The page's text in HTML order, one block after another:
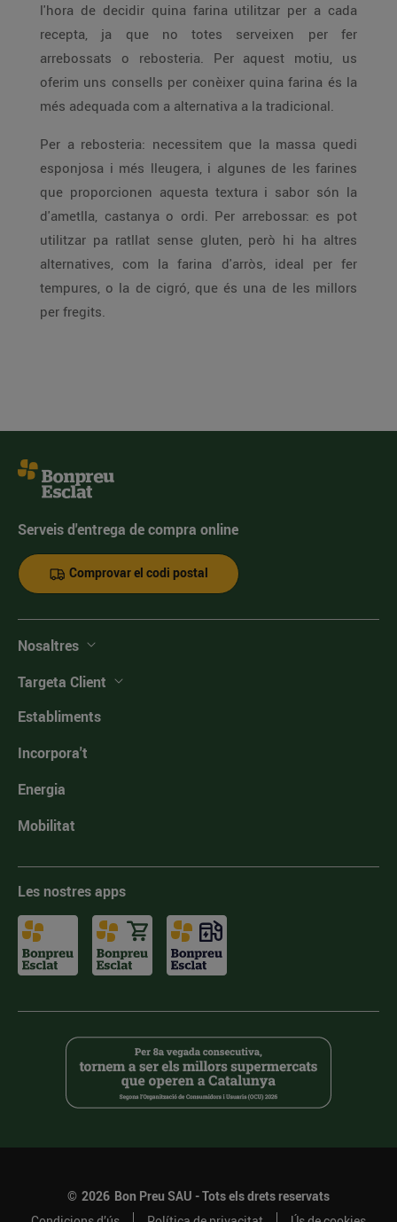
l'hora de decidir quina farina utilitzar per a cada
recepta, ja que no totes serveixen per fer
arrebossats o rebosteria. Per aquest motiu, us
oferim uns consells per conèixer quina farina és la
més adequada com a alternativa a la tradicional.
Per a rebosteria: necessitem que la massa quedi
esponjosa i més lleugera, i algunes de les farines
que proporcionen aquesta textura i sabor són la
d'ametlla, castanya o ordi. Per arrebossar: es pot
utilitzar pa ratllat sense gluten, però hi ha altres
alternatives, com la farina d'arròs, ideal per fer
tempures, o la de cigró, que és una de les millors
per fregits.
Serveis d'entrega de compra online
Comprovar el codi postal
Nosaltres
Targeta Client
Establiments
Incorpora't
Energia
Mobilitat
Les nostres apps
© 2026 Bon Preu SAU - Tots els drets reservats